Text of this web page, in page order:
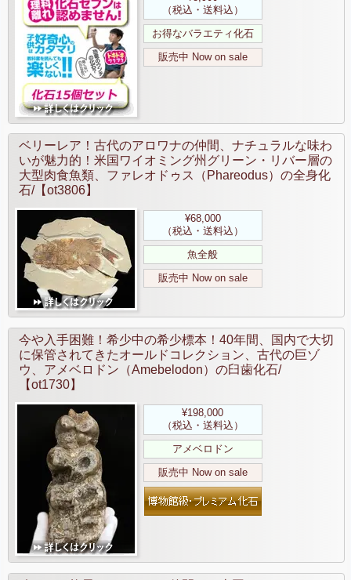
（税込・送料込）
お得なバラエティ化石
販売中 Now on sale
ベリーレア！古代のアロワナの仲間、ナチュラルな味わ
いが魅力的！米国ワイオミング州グリーン・リバー層の
大型肉食魚類、ファレオドゥス（Phareodus）の全身化
石/【ot3806】
¥68,000
（税込・送料込）
魚全般
販売中 Now on sale
今や入手困難！希少中の希少標本！40年間、国内で大切
に保管されてきたオールドコレクション、古代の巨ゾ
ウ、アメベロドン（Amebelodon）の臼歯化石/
【ot1730】
¥198,000
（税込・送料込）
アメベロドン
販売中 Now on sale